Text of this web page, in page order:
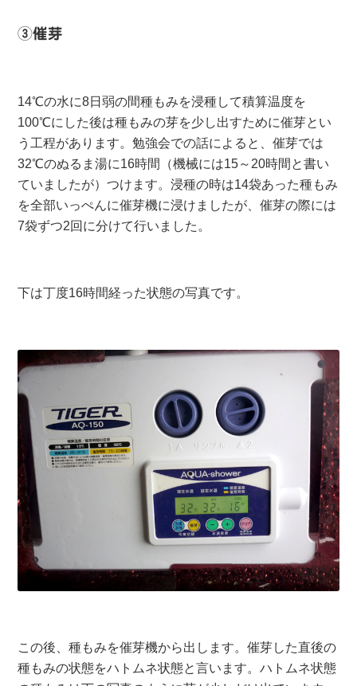
③催芽
14℃の水に8日弱の間種もみを浸種して積算温度を
100℃にした後は種もみの芽を少し出すために催芽とい
う工程があります。勉強会での話によると、催芽では
32℃のぬるま湯に16時間（機械には15～20時間と書い
ていましたが）つけます。浸種の時は14袋あった種もみ
を全部いっぺんに催芽機に浸けましたが、催芽の際には
7袋ずつ2回に分けて行いました。
下は丁度16時間経った状態の写真です。
この後、種もみを催芽機から出します。催芽した直後の
種もみの状態をハトムネ状態と言います。ハトムネ状態